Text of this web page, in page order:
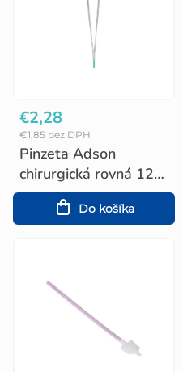
o
d
u
k
t
Pinzeta Adson
chirurgická rovná 12
cm
€1,85 bez DPH
€2,28
Do košíka